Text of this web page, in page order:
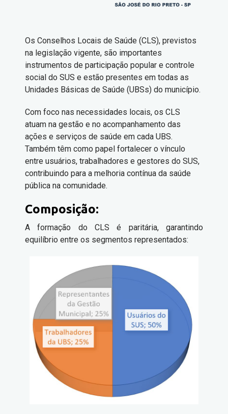
Os Conselhos Locais de Saúde (CLS), previstos
na legislação vigente, são importantes
instrumentos de participação popular e controle
social do SUS e estão presentes em todas as
Unidades Básicas de Saúde (UBSs) do município.
Com foco nas necessidades locais, os CLS
atuam na gestão e no acompanhamento das
ações e serviços de saúde em cada UBS.
Também têm como papel fortalecer o vínculo
entre usuários, trabalhadores e gestores do SUS,
contribuindo para a melhoria contínua da saúde
pública na comunidade.
Composição:
A formação do CLS é paritária, garantindo
equilíbrio entre os segmentos representados: